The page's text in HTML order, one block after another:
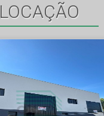
LOCAÇÃO